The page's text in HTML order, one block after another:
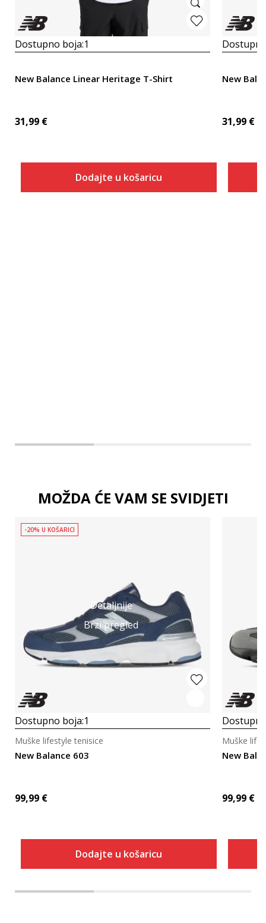
Dostupno boja:1
New Balance Linear Heritage T-Shirt
31,99 €
Dodajte u košaricu
New
31,99 €
MOŽDA ĆE VAM SE SVIDJETI
Detaljnije
Brzi pregled
-20% U KOŠARICI
Dostupno boja:1
New Balance 603
Muške lifestyle tenisice
99,99 €
Dodajte u košaricu
New
Muške
99,99 €